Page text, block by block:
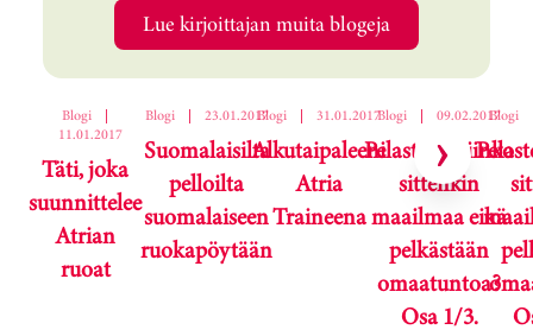
Lue kirjoittajan muita blogeja
Ohita korttikaruselli
Blogi
|
11.01.2017
Täti, joka
suunnittelee
Atrian
ruoat
Blogi | 23.01.2017
Suomalaisilta
pelloilta
suomalaiseen
ruokapöytään
Blogi | 31.01.2017
Alkutaipaleeni
Atria
Traineena
Blogi | 09.02.2017
Pelastettaisiinko
sittenkin
maailmaa eikä
pelkästään
omaatuntoa?
Osa 1/3.
Blogi